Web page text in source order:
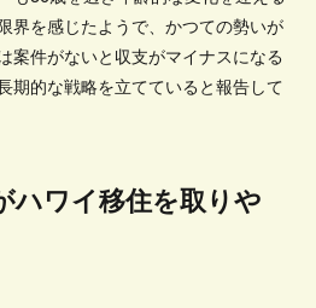
界を感じたようで、かつての勢いが
案件がないと収支がマイナスになる
期的な戦略を立てていると報告して
ハワイ移住を取りや